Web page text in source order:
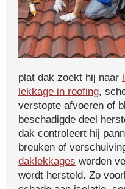
plat dak zoekt hij naar
lekkage in roofing,
verstopte afvoeren of
beschadigde deel
dak controleert hij
breuken of
daklekkages worden
wordt hersteld. Zo